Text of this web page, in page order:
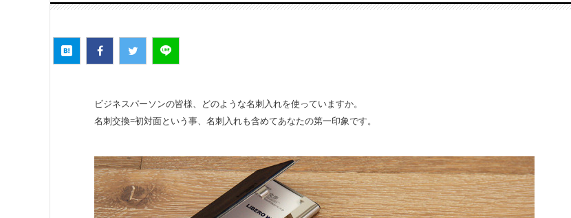
ビジネスパーソンの皆様、どのような名刺入れを使っていますか。
名刺交換=初対面という事、名刺入れも含めてあなたの第一印象です。